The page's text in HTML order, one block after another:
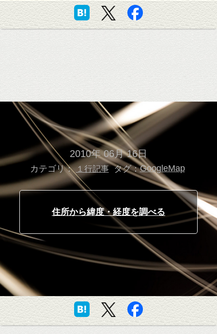
2010年 06月 16日
カテゴリ： １行記事 タグ：GoogleMap
住所から緯度・経度を調べる